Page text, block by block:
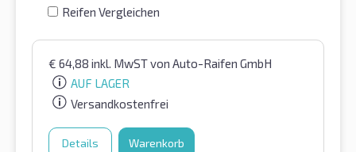
Reifen Vergleichen
€ 64,88 inkl. MwSTvon Auto-Raifen GmbH
AUF LAGER
Versandkostenfrei
Details Warenkorb